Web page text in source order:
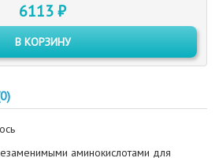
6113 ₽
В КОРЗИНУ
аминокислотами для